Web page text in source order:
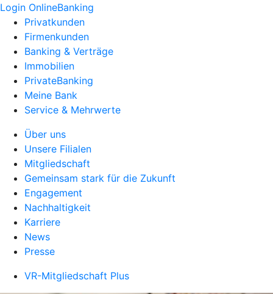
Login OnlineBanking
Privatkunden
Firmenkunden
Banking & Verträge
Immobilien
PrivateBanking
Meine Bank
Service & Mehrwerte
Über uns
Unsere Filialen
Mitgliedschaft
Gemeinsam stark für die Zukunft
Engagement
Nachhaltigkeit
Karriere
News
Presse
VR-Mitgliedschaft Plus